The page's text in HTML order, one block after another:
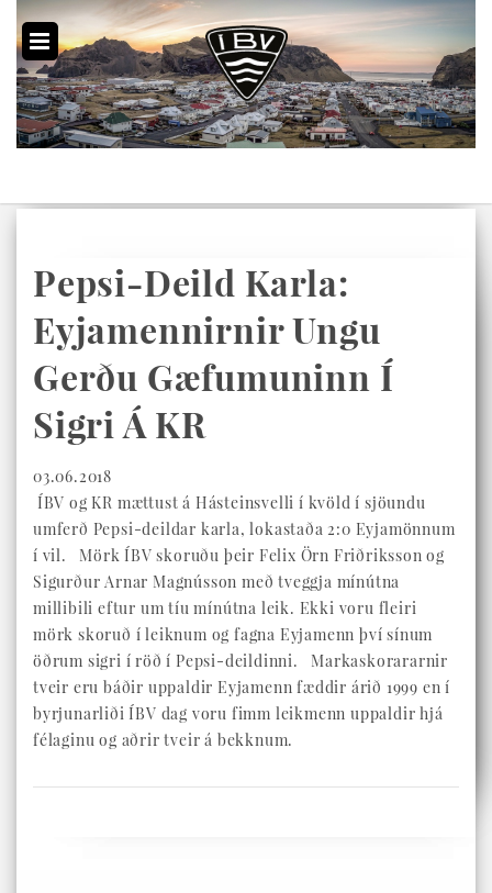
Pepsi-Deild Karla:
Eyjamennirnir Ungu
Gerðu Gæfumuninn Í
Sigri Á KR
03.06.2018
ÍBV og KR mættust á Hásteinsvelli í kvöld í sjöundu
umferð Pepsi-deildar karla, lokastaða 2:0 Eyjamönnum
í vil. Mörk ÍBV skoruðu þeir Felix Örn Friðriksson og
Sigurður Arnar Magnússon með tveggja mínútna
millibili eftur um tíu mínútna leik. Ekki voru fleiri
mörk skoruð í leiknum og fagna Eyjamenn því sínum
öðrum sigri í röð í Pepsi-deildinni. Markaskorararnir
tveir eru báðir uppaldir Eyjamenn fæddir árið 1999 en í
byrjunarliði ÍBV dag voru fimm leikmenn uppaldir hjá
félaginu og aðrir tveir á bekknum.